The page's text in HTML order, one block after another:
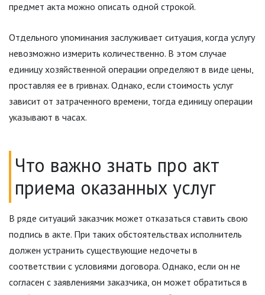
предмет акта можно описать одной строкой.
Отдельного упоминания заслуживает ситуация, когда услугу
невозможно измерить количественно. В этом случае
единицу хозяйственной операции определяют в виде цены,
проставляя ее в гривнах. Однако, если стоимость услуг
зависит от затраченного времени, тогда единицу операции
указывают в часах.
Что важно знать про акт
приема оказанных услуг
В ряде ситуаций заказчик может отказаться ставить свою
подпись в акте. При таких обстоятельствах исполнитель
должен устранить существующие недочеты в
соответствии с условиями договора. Однако, если он не
согласен с заявлениями заказчика, он может обратиться в